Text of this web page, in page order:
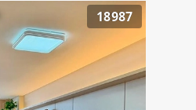
18987